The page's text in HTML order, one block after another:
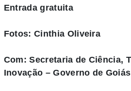
Entrada gratuita
Fotos: Cinthia Oliveira
Com: Secretaria de Ciência,
Inovação – Governo de Goiás